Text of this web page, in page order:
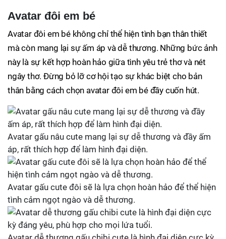
Avatar đôi em bé
Avatar đôi em bé không chỉ thể hiện tình bạn thân thiết
mà còn mang lại sự ấm áp và dễ thương. Những bức ảnh
này là sự kết hợp hoàn hảo giữa tình yêu trẻ thơ và nét
ngây thơ. Đừng bỏ lỡ cơ hội tạo sự khác biệt cho bản
thân bằng cách chọn avatar đôi em bé đầy cuốn hút.
Avatar gấu nâu cute mang lại sự dễ thương và đầy ấm
áp, rất thích hợp để làm hình đại diện.
Avatar gấu cute đôi sẽ là lựa chọn hoàn hảo để thể hiện
tình cảm ngọt ngào và dễ thương.